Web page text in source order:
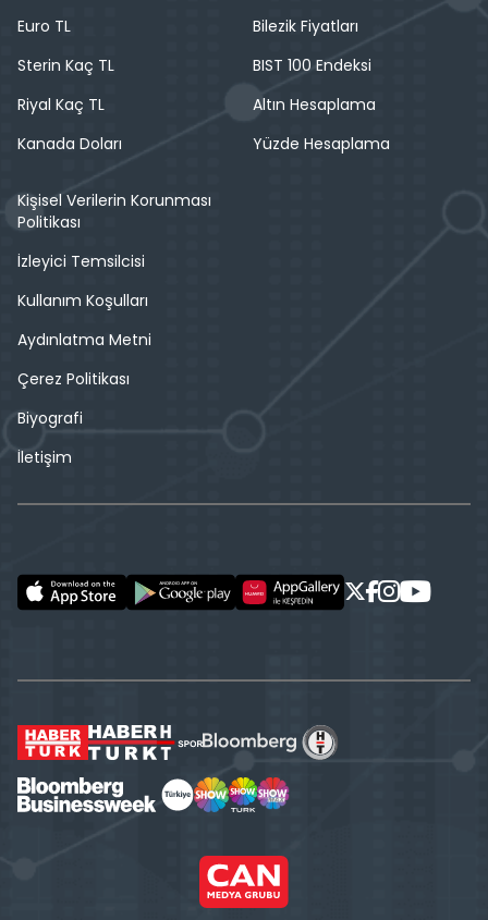
Euro TL
Sterin Kaç TL
Riyal Kaç TL
Kanada Doları
Bilezik Fiyatları
BIST 100 Endeksi
Altın Hesaplama
Yüzde Hesaplama
Kişisel Verilerin Korunması
Politikası
İzleyici Temsilcisi
Kullanım Koşulları
Aydınlatma Metni
Çerez Politikası
Biyografi
İletişim